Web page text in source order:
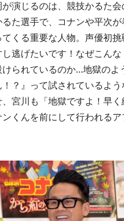
演じるのは、競技かるた
た選手で、コナンや平次
てくる重要な人物。声優初
し逃げたいです！なぜこん
けられているのか...地獄のよ
！？』って試されているよ
、宮川も「地獄ですよ！早
ンくんを前にして行われる